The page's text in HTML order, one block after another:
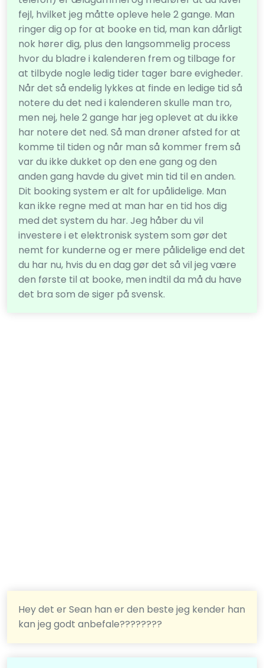
fejl, hvilket jeg måtte opleve hele 2 gange. Man
ringer dig op for at booke en tid, man kan dårligt
nok hører dig, plus den langsommelig process
hvor du bladre i kalenderen frem og tilbage for
at tilbyde nogle ledig tider tager bare evigheder.
Når det så endelig lykkes at finde en ledige tid så
notere du det ned i kalenderen skulle man tro,
men nej, hele 2 gange har jeg oplevet at du ikke
har notere det ned. Så man drøner afsted for at
komme til tiden og når man så kommer frem så
var du ikke dukket op den ene gang og den
anden gang havde du givet min tid til en anden.
Dit booking system er alt for upålidelige. Man
kan ikke regne med at man har en tid hos dig
med det system du har. Jeg håber du vil
investere i et elektronisk system som gør det
nemt for kunderne og er mere pålidelige end det
du har nu, hvis du en dag gør det så vil jeg være
den første til at booke, men indtil da må du have
det bra som de siger på svensk.
Hey det er Sean han er den beste jeg kender han
kan jeg godt anbefale????????